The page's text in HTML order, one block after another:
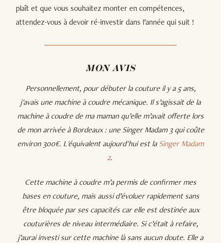
plaît et que vous souhaitez monter en compétences,
attendez-vous à devoir ré-investir dans l’année qui suit !
MON AVIS
Personnellement, pour débuter la couture il y a 5 ans,
j'avais une machine à coudre mécanique. Il s’agissait de la
machine à coudre de ma maman qu’elle m’avait offerte lors
de mon arrivée à Bordeaux : une Singer Madam 3 qui coûte
environ 300€. L'équivalent aujourd'hui est laSinger Madam
2.
Cette machine à coudre m’a permis de confirmer mes
bases en couture, mais aussi d’évoluer rapidement sans
être bloquée par ses capacités car elle est destinée aux
couturières de niveau intermédiaire. Si c’était à refaire,
j’aurai investi sur cette machine là sans aucun doute. Elle a